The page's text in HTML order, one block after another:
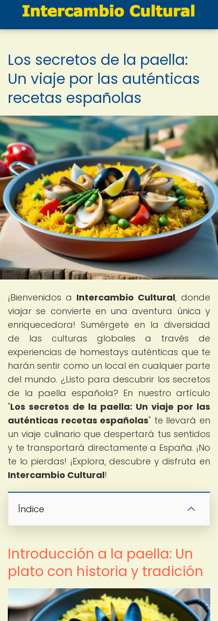
Los secretos de la paella:
Un viaje por las auténticas
recetas españolas
¡Bienvenidos a Intercambio Cultural, donde
viajar se convierte en una aventura única y
enriquecedora! Sumérgete en la diversidad
de las culturas globales a través de
experiencias de homestays auténticas que te
harán sentir como un local en cualquier parte
del mundo. ¿Listo para descubrir los secretos
de la paella española? En nuestro artículo
"Los secretos de la paella: Un viaje por las
auténticas recetas españolas" te llevará en
un viaje culinario que despertará tus sentidos
y te transportará directamente a España. ¡No
te lo pierdas! ¡Explora, descubre y disfruta en
Intercambio Cultural!
Índice
Introducción a la paella: Un
plato con historia y tradición